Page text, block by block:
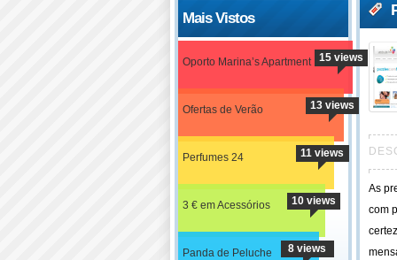
Mais Vistos
Oporto Marina’s Apartment 15 views
Ofertas de Verão 13 views
Perfumes 24 11 views
3 € em Acessórios 10 views
Panda de Peluche
8 views
As
com